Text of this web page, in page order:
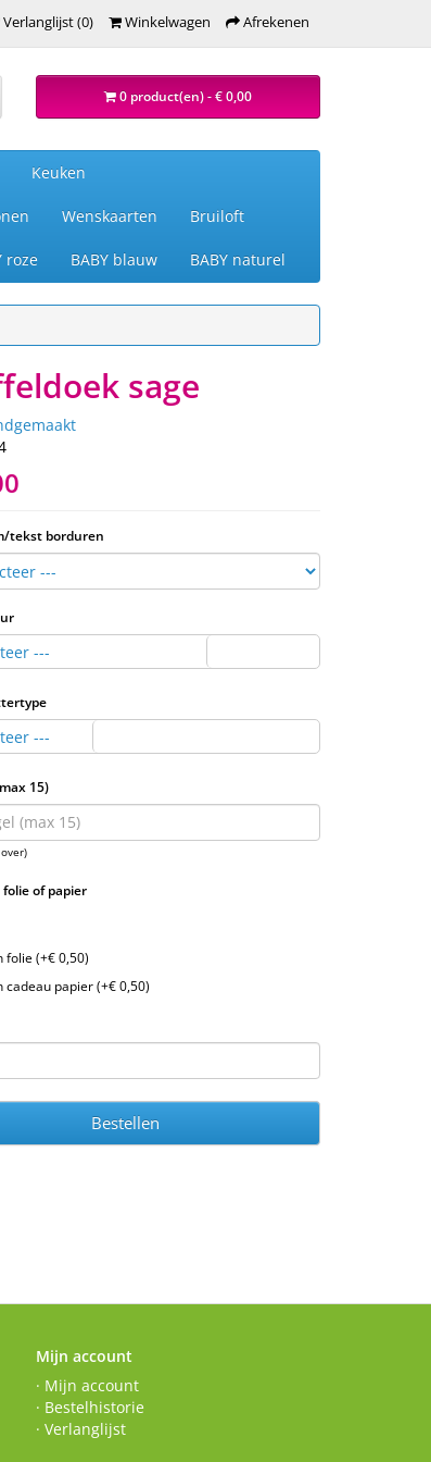
Verlanglijst (0) Winkelwagen Afrekenen
0 product(en) - € 0,00
Keuken
Wenskaarten Bruiloft
roze BABY blauw BABY naturel
sage
tekst borduren
---
---
15)
of papier
folie (+€ 0,50)
cadeau papier (+€ 0,50)
Bestellen
Mijn account
· Mijn account
· Bestelhistorie
· Verlanglijst